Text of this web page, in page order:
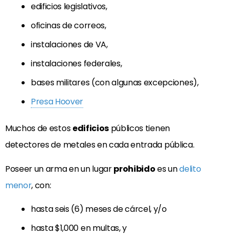
edificios legislativos,
oficinas de correos,
instalaciones de VA,
instalaciones federales,
bases militares (con algunas excepciones),
Presa Hoover
Muchos de estosedificios públicos tienen
detectores de metales en cada entrada pública.
Poseer un arma en un lugarprohibidoes undelito
menor, con:
hasta seis (6) meses de cárcel, y/o
hasta $1,000 en multas, y